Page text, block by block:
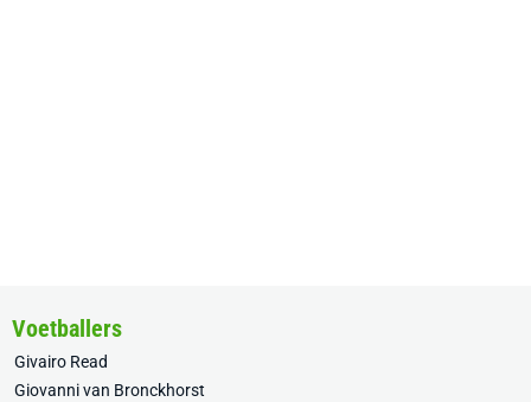
Voetballers
Givairo Read
Giovanni van Bronckhorst